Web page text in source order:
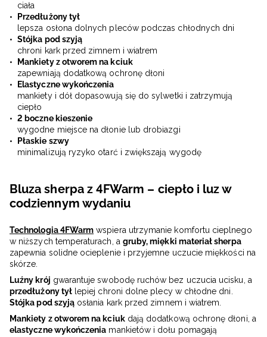
ciała
Przedłużony tył
lepsza osłona dolnych pleców podczas chłodnych dni
Stójka pod szyją
chroni kark przed zimnem i wiatrem
Mankiety z otworem na kciuk
zapewniają dodatkową ochronę dłoni
Elastyczne wykończenia
mankiety i dół dopasowują się do sylwetki i zatrzymują
ciepło
2 boczne kieszenie
wygodne miejsce na dłonie lub drobiazgi
Płaskie szwy
minimalizują ryzyko otarć i zwiększają wygodę
Bluza sherpa z 4FWarm – ciepło i luz w
codziennym wydaniu
Technologia 4FWarm wspiera utrzymanie komfortu cieplnego
w niższych temperaturach, a gruby, miękki materiał sherpa
zapewnia solidne ocieplenie i przyjemne uczucie miękkości na
skórze.
Luźny krój gwarantuje swobodę ruchów bez uczucia ucisku, a
przedłużony tyłlepiej chroni dolne plecy w chłodne dni.
Stójka pod szyją osłania kark przed zimnem i wiatrem.
Mankiety z otworem na kciukdają dodatkową ochronę dłoni, a
elastyczne wykończenia mankietów i dołu pomagają